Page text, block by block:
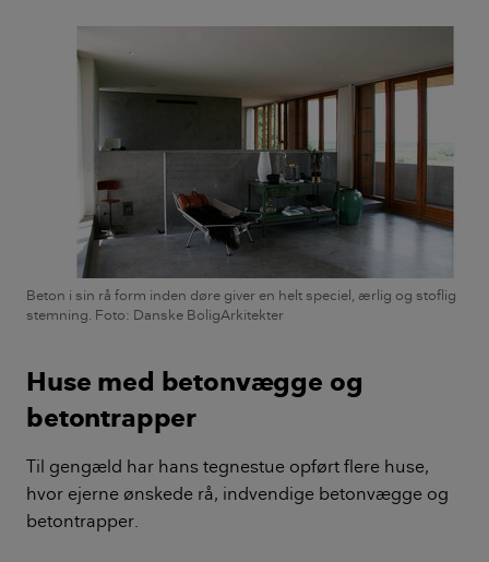
Beton i sin rå form inden døre giver en helt speciel, ærlig og stoflig
stemning. Foto: Danske BoligArkitekter
Huse med betonvægge og
betontrapper
Til gengæld har hans tegnestue opført flere huse,
hvor ejerne ønskede rå, indvendige betonvægge og
betontrapper.